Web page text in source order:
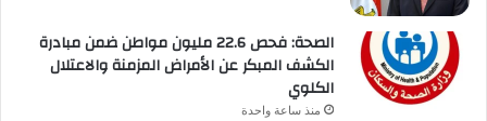
الصحة: فحص 22.6 مليون مواطن ضمن مبادرة
الكشف المبكر عن الأمراض المزمنة والاعتلال
الكلوي
منذ ساعة واحدة